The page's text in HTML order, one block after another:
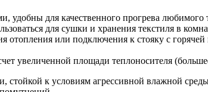
для качественного прогрева любимого
для сушки и хранения текстиля в
отопления или подключения к стояку с
увеличенной площади теплоносителя
стойкой к условиям агрессивной влажной